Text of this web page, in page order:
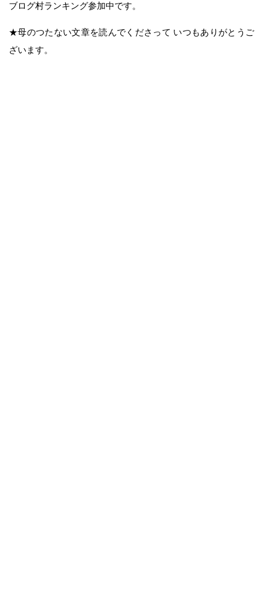
ブログ村ランキング参加中です。
★母のつたない文章を読んでくださって いつもありがとうご
ざいます。